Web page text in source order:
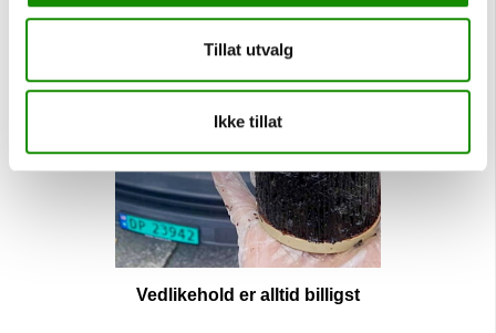
Tillat utvalg
Ikke tillat
Vedlikehold er alltid billigst